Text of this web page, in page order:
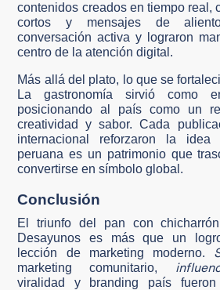
contenidos creados en tiempo real,
cortos y mensajes de
conversación activa y lograron
centro de la atención digital.
Más allá del plato, lo que se
La gastronomía sirvió como
posicionando al país como un
creatividad y sabor. Cada
internacional reforzaron la
peruana es un patrimonio que
convertirse en símbolo global.
Conclusión
El triunfo del pan con
Desayunos es más que un
lección de marketing moderno.
marketing comunitario,
viralidad y branding país